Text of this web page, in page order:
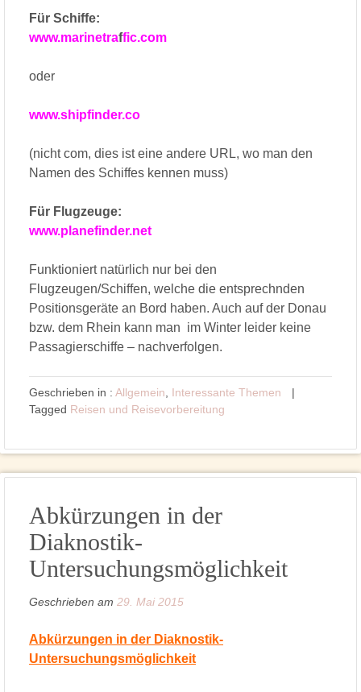
Für Schiffe:
www.marinetraffic.com
oder
www.shipfinder.co
(nicht com, dies ist eine andere URL, wo man den
Namen des Schiffes kennen muss)
Für Flugzeuge:
www.planefinder.net
Funktioniert natürlich nur bei den
Flugzeugen/Schiffen, welche die entsprechnden
Positionsgeräte an Bord haben. Auch auf der Donau
bzw. dem Rhein kann man im Winter leider keine
Passagierschiffe – nachverfolgen.
Geschrieben in : Allgemein Interessante Themen
|
Tagged Reisen und Reisevorbereitung
Abkürzungen in der
Diaknostik-
Untersuchungsmöglichkeit
Geschrieben am 29. Mai 2015
Abkürzungen in der Diaknostik-
Untersuchungsmöglichkeit